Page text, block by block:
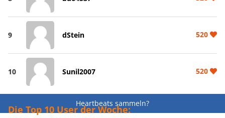
9 dStein 520
10 Sunil2007 520
Heartbeats sammeln?
Die Top 10 User der Woche: